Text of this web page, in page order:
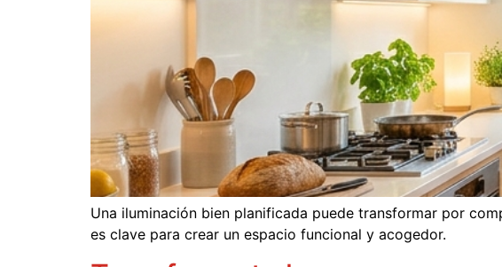
Una iluminación bien planificada puede transformar por
es clave para crear un espacio funcional y acogedor.